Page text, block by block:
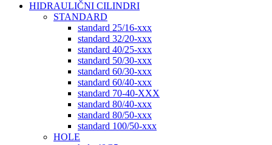
HIDRAULIČNI CILINDRI
STANDARD
standard 25/16-xxx
standard 32/20-xxx
standard 40/25-xxx
standard 50/30-xxx
standard 60/30-xxx
standard 60/40-xxx
standard 70-40-XXX
standard 80/40-xxx
standard 80/50-xxx
standard 100/50-xxx
HOLE